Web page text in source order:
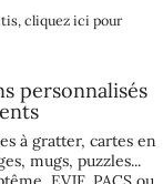
cliquez ici pour
personnalisés
à gratter, cartes en
, mugs, puzzles...